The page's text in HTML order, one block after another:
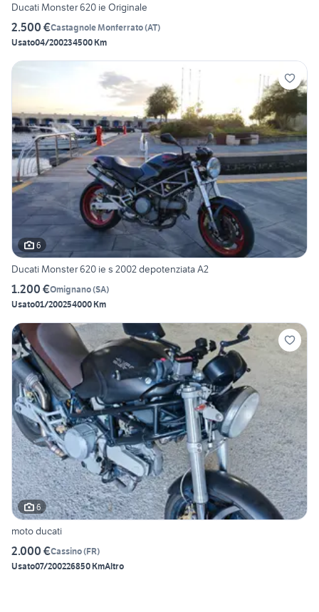
Ducati Monster 620 ie Originale
2.500 €Castagnole Monferrato(AT)
Usato04/200234500 Km
6
Ducati Monster 620 ie s 2002 depotenziata A2
1.200 €Omignano(SA)
Usato01/200254000 Km
6
moto ducati
2.000 €Cassino(FR)
Usato07/200226850 KmAltro